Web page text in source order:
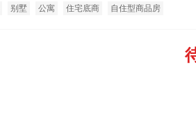
别墅 公寓 住宅底商 自住型商品房